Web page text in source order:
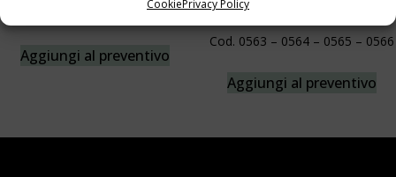
CookiePrivacy Policy
Portaposter Cod.0061-Cod.0062
Aggiungi al preventivo
Cod. 0563 – 0564 – 0565 – 0566
Aggiungi al preventivo